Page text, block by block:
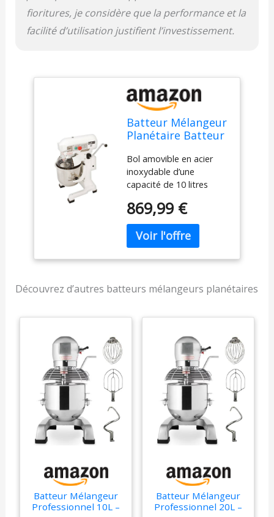
fioritures, je considère que la performance et la
facilité d’utilisation justifient l’investissement.
Batteur Mélangeur
Planétaire Batteur
Professionnel de
10L 550W 3
Accessoires
Pâtisserie
Bol amovible en acier
inoxydable d’une
capacité de 10 litres
vitesses ajustables pour
différents niveau de
mélanges 3 accessoires
inclus (crochet pétrisseur
– Batteur – Fouet)
869,99 €
Découvrez d’autres batteurs mélangeurs planétaires
Batteur Mélangeur
Professionnel 10L –
Batteur Mélangeur
Professionnel 20L –